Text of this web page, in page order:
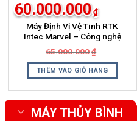
Máy Định Vị Vệ Tinh RTK
Intec Marvel – Công nghệ
vượt trội【 Camera kép +
Laser AR + IMU 120° 】
65.000.000 ₫
là:
60.000.000 ₫
tại
là:
THÊM VÀO GIỎ HÀNG
MÁY THỦY BÌNH